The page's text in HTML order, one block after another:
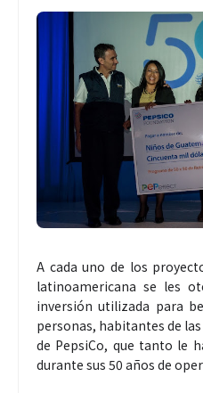
A cada uno de los
latinoamericana se les
inversión utilizada para
personas, habitantes de
de PepsiCo, que tanto le
durante sus 50 años de